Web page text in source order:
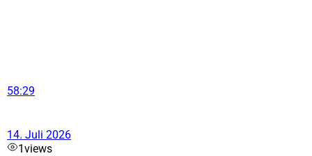
58:29
14. Juli 2026
1views